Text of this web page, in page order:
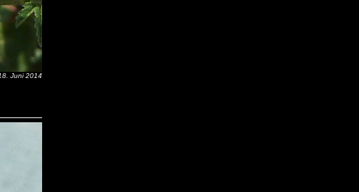
Juni 2014